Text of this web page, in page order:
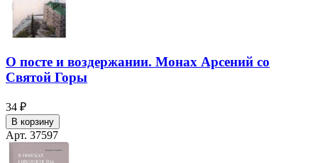
О посте и воздержании. Монах Арсений со
Святой Горы
34 ₽
В корзину
Арт. 37597